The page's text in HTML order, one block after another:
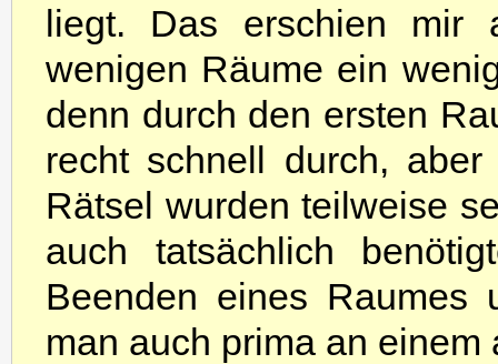
liegt. Das erschien mir
wenigen Räume ein
denn durch den ersten
recht schnell durch,
Rätsel wurden teilweise
auch tatsächlich
Beenden eines Raumes
man auch prima an